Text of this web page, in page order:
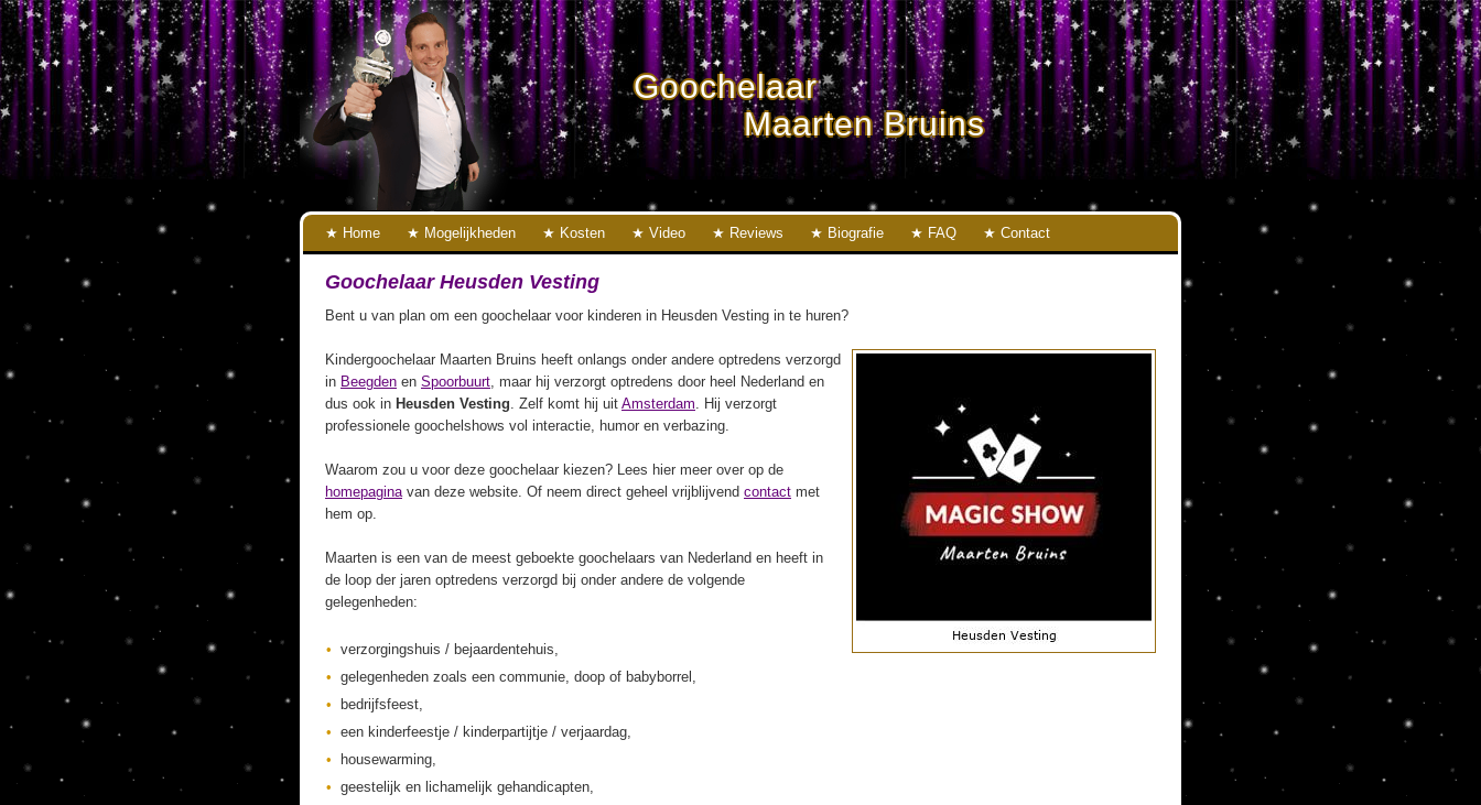
Goochelaar
Maarten Bruins
Home Mogelijkheden Kosten Video Reviews Biografie FAQ Contact
Goochelaar Heusden Vesting
Bent u van plan om een goochelaar voor kinderen in Heusden Vesting in te huren?
Kindergoochelaar Maarten Bruins heeft onlangs onder andere optredens verzorgd
in Beegden en Spoorbuurt, maar hij verzorgt optredens door heel Nederland en
dus ook in Heusden Vesting. Zelf komt hij uit Amsterdam. Hij verzorgt
professionele goochelshows vol interactie, humor en verbazing.
Waarom zou u voor deze goochelaar kiezen? Lees hier meer over op de
homepaginavan deze website. Of neem direct geheel vrijblijvend contact met
hem op.
Maarten is een van de meest geboekte goochelaars van Nederland en heeft in
de loop der jaren optredens verzorgd bij onder andere de volgende
gelegenheden:
verzorgingshuis / bejaardentehuis,
gelegenheden zoals een communie, doop of babyborrel,
bedrijfsfeest,
een kinderfeestje / kinderpartijtje / verjaardag,
housewarming,
geestelijk en lichamelijk gehandicapten,